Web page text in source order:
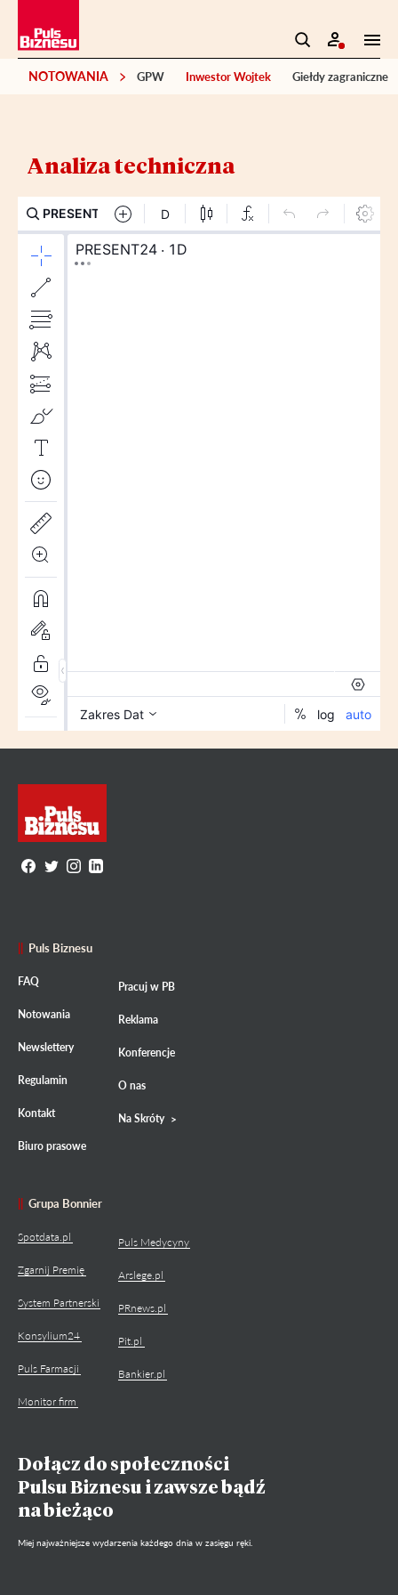
NOTOWANIA GPW Inwestor Wojtek Giełdy zagraniczne
Analiza techniczna
Puls Biznesu
FAQ
Notowania
Newslettery
Regulamin
Kontakt
Biuro prasowe
Pracuj w PB
Reklama
Konferencje
O nas
Na Skróty
Grupa Bonnier
Spotdata.pl
Zgarnij Premię
System Partnerski
Konsylium24
Puls Farmacji
Monitor firm
Puls Medycyny
Arslege.pl
PRnews.pl
Pit.pl
Bankier.pl
Dołącz do społeczności
Pulsu Biznesu i zawsze bądź
na bieżąco
Miej najważniejsze wydarzenia każdego dnia w zasięgu ręki.